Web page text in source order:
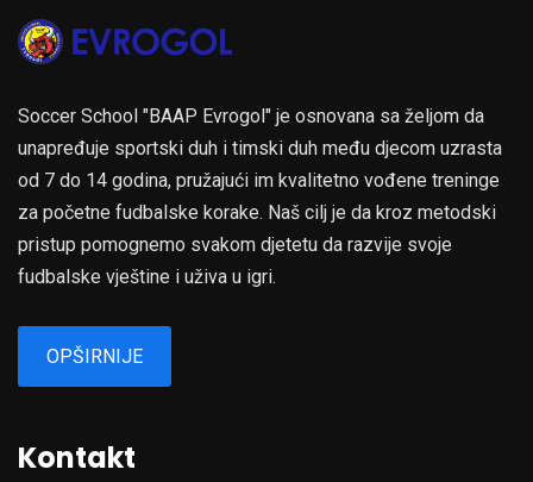
Soccer School "BAAP Evrogol" je osnovana sa željom da
unapređuje sportski duh i timski duh među djecom uzrasta
od 7 do 14 godina, pružajući im kvalitetno vođene treninge
za početne fudbalske korake. Naš cilj je da kroz metodski
pristup pomognemo svakom djetetu da razvije svoje
fudbalske vještine i uživa u igri.
OPŠIRNIJE
Kontakt